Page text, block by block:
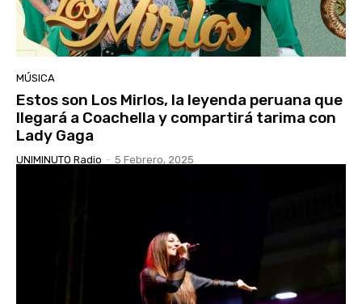
MÚSICA
Estos son Los Mirlos, la leyenda peruana que
llegará a Coachella y compartirá tarima con
Lady Gaga
UNIMINUTO Radio - 5 Febrero, 2025